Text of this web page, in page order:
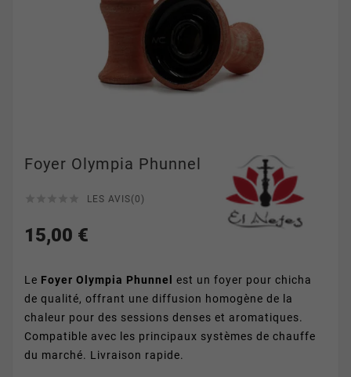
Foyer Olympia Phunnel
LES AVIS(0)
15,00 €
Le Foyer Olympia Phunnel est un foyer pour chicha
de qualité, offrant une diffusion homogène de la
chaleur pour des sessions denses et aromatiques.
Compatible avec les principaux systèmes de chauffe
du marché. Livraison rapide.